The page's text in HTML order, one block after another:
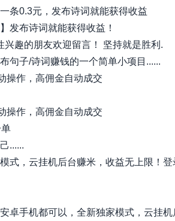
条0.3元，发布诗词就能获得收益
发布诗词就能获得收益！
趣的朋友欢迎留言！ 坚持就是胜利.
句子/诗词赚钱的一个简单小项目......
操作，高佣金自动成交
操作，高佣金自动成交
......
式，云挂机后台赚米，收益无上限！登
卓手机都可以，全新独家模式，云挂机